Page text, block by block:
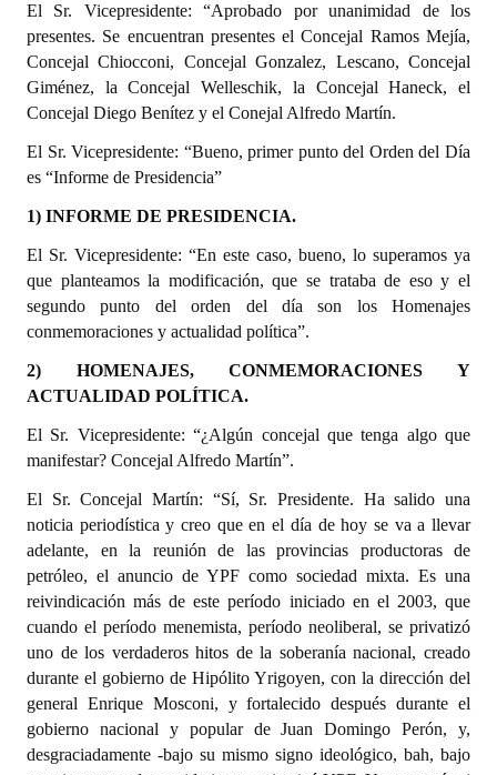
Noticias Destacadas
Registros y Distinciones
Datos Históricos
Premio al Mérito - Registro
Audiencias Públicas - Registro
Mujeres que Dejaron Huellas - Registro
Periodistas Decanos - Registro
Banca del Vecino - Registro
Huéspedes de Honor - Registro
Antiguos Pobladores - Registro
Reconocimientos - Registro
Bariloche, Municipio intercultural
Entrega de distinciones
REFORMA DE LA CARTA ORGÁNICA
El Sr. Vicepresidente: “Aprobado por unanimidad de los
presentes. Se encuentran presentes el Concejal Ramos Mejía,
Concejal Chiocconi, Concejal Gonzalez, Lescano, Concejal
Giménez, la Concejal Welleschik, la Concejal Haneck, el
Concejal Diego Benítez y el Conejal Alfredo Martín.
El Sr. Vicepresidente: “Bueno, primer punto del Orden del Día
es “Informe de Presidencia”
1) INFORME DE PRESIDENCIA.
El Sr. Vicepresidente: “En este caso, bueno, lo superamos ya
que planteamos la modificación, que se trataba de eso y el
segundo punto del orden del día son los Homenajes
conmemoraciones y actualidad política”.
2) HOMENAJES, CONMEMORACIONES Y
ACTUALIDAD POLÍTICA.
El Sr. Vicepresidente: “¿Algún concejal que tenga algo que
manifestar? Concejal Alfredo Martín”.
El Sr. Concejal Martín: “Sí, Sr. Presidente. Ha salido una
noticia periodística y creo que en el día de hoy se va a llevar
adelante, en la reunión de las provincias productoras de
petróleo, el anuncio de YPF como sociedad mixta. Es una
reivindicación más de este período iniciado en el 2003, que
cuando el período menemista, período neoliberal, se privatizó
uno de los verdaderos hitos de la soberanía nacional, creado
durante el gobierno de Hipólito Yrigoyen, con la dirección del
general Enrique Mosconi, y fortalecido después durante el
gobierno nacional y popular de Juan Domingo Perón, y,
desgraciadamente -bajo su mismo signo ideológico, bah, bajo